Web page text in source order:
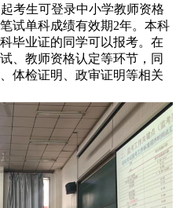
起考生可登录中小学教师资格
试单科成绩有效期2年。本科
毕业证的同学可以报考。在
、教师资格认定等环节，同
体检证明、政审证明等相关